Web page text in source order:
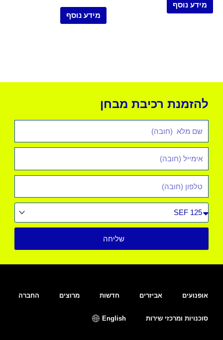
מידע נוסף
מידע נוסף
להזמנת רכיבת מבחן
מלא
רכב
שליחה
אופנועים אביזרים חדשות מרוצים החברה
סוכנויות ומרכזי שירות English